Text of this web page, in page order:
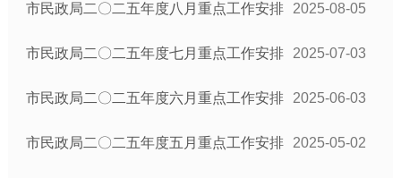
市民政局二〇二五年度八月重点工作安排 2025-08-05
市民政局二〇二五年度七月重点工作安排 2025-07-03
市民政局二〇二五年度六月重点工作安排 2025-06-03
市民政局二〇二五年度五月重点工作安排 2025-05-02